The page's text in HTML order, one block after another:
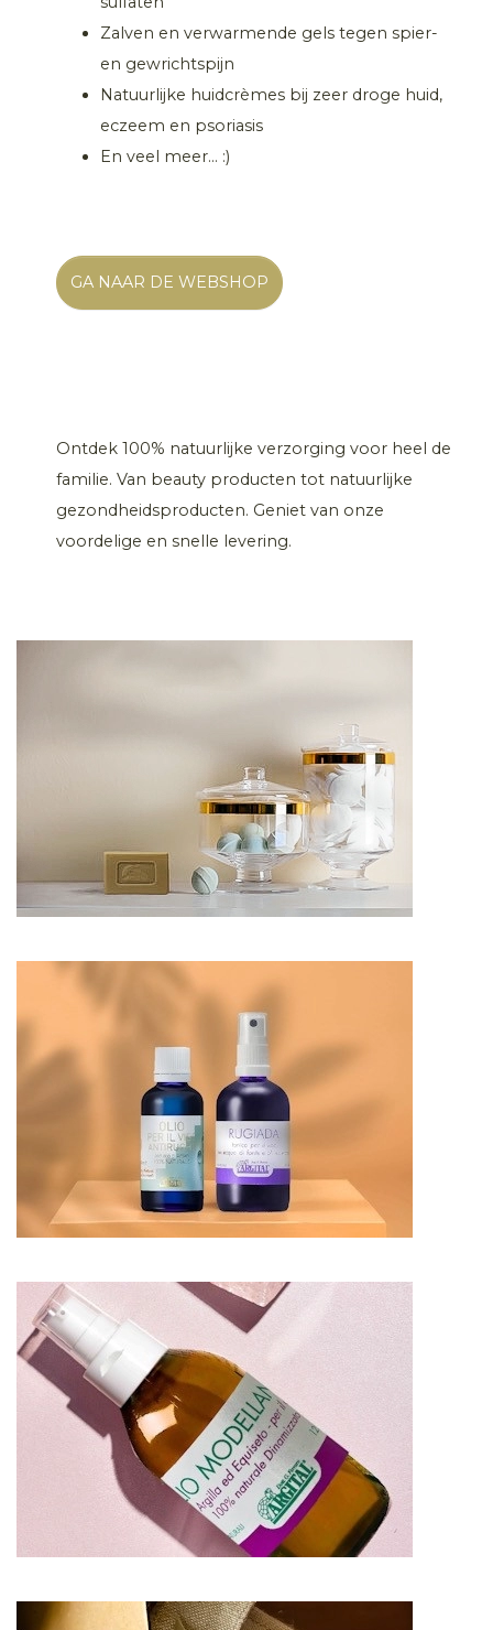
Zalven en verwarmende gels tegen spier-
en gewrichtspijn
Natuurlijke huidcrèmes bij zeer droge huid,
eczeem en psoriasis
En veel meer… :)
GA NAAR DE WEBSHOP
Ontdek 100% natuurlijke verzorging voor heel de
familie. Van beauty producten tot natuurlijke
gezondheidsproducten. Geniet van onze
voordelige en snelle levering.